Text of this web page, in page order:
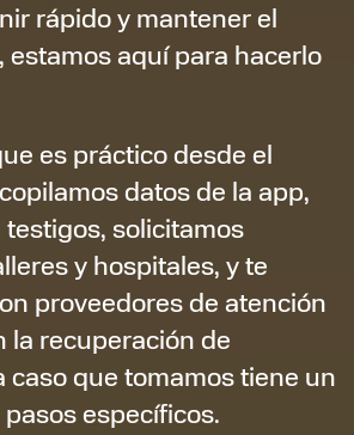
rápido y mantener el
estamos aquí para hacerlo
es práctico desde el
datos de la app,
solicitamos
y hospitales, y te
proveedores de atención
la recuperación de
caso que tomamos tiene un
específicos.